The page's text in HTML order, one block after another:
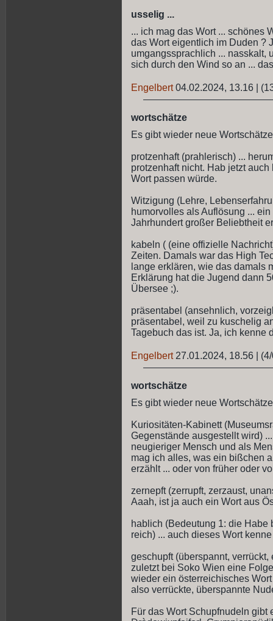
usselig ...
... ich mag das Wort ... schönes
das Wort eigentlich im Duden ?
umgangssprachlich ... nasskalt,
sich durch den Wind so an ...
Engelbert 04.02.2024, 13.16
wortschätze
Es gibt wieder neue
protzenhaft (prahlerisch) ...
protzenhaft nicht. Hab jetzt
Wort passen würde.
Witzigung (Lehre,
humorvolles als Auflösung ...
Jahrhundert großer Beliebtheit
kabeln ( (eine offizielle
Zeiten. Damals war das High
lange erklären, wie das damals
Erklärung hat die Jugend dann
Übersee ;).
präsentabel (ansehnlich,
präsentabel, weil zu kuschelig
Tagebuch das ist. Ja, ich kenne
Engelbert 27.01.2024, 18.56
wortschätze
Es gibt wieder neue
Kuriositäten-Kabinett
Gegenstände ausgestellt wird)
neugieriger Mensch und als
mag ich alles, was ein bißchen
erzählt ... oder von früher oder
zernepft (zerrupft, zerzaust,
Aaah, ist ja auch ein Wort aus
hablich (Bedeutung 1: die Habe
reich) ... auch dieses Wort
geschupft (überspannt,
zuletzt bei Soko Wien eine
wieder ein österreichisches
also verrückte, überspannte
Für das Wort Schupfnudeln